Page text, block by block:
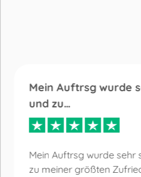
Mein Auftrsg wurde
und zu…
Mein Auftrsg wurde sehr
zu meiner größten